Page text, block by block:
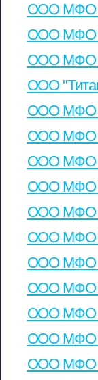
ООО МФО
ООО МФО
ООО МФО
ООО
ООО МФО
ООО МФО
ООО МФО
ООО МФО
ООО МФО
ООО МФО
ООО МФО
ООО МФО
ООО МФО
ООО МФО
ООО МФО